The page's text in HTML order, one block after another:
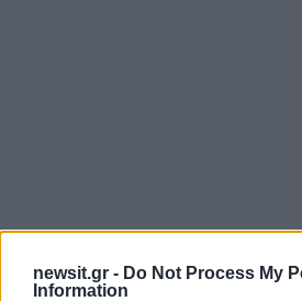
newsit.gr - Do Not Process My
Information
Αν τα χάσατε